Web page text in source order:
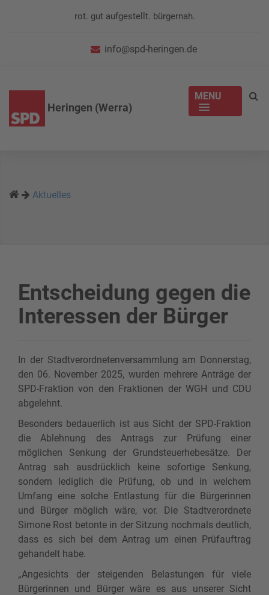
rot. gut aufgestellt. bürgernah.
info@spd-heringen.de
Heringen (Werra)
MENU
Aktuelles
Entscheidung gegen die
Interessen der Bürger
In der Stadtverordnetenversammlung am Donnerstag,
den 06. November 2025, wurden mehrere Anträge der
SPD-Fraktion von den Fraktionen der WGH und CDU
abgelehnt.
Besonders bedauerlich ist aus Sicht der SPD-Fraktion
die Ablehnung des Antrags zur Prüfung einer
möglichen Senkung der Grundsteuerhebesätze. Der
Antrag sah ausdrücklich keine sofortige Senkung,
sondern lediglich die Prüfung, ob und in welchem
Umfang eine solche Entlastung für die Bürgerinnen
und Bürger möglich wäre, vor. Die Stadtverordnete
Simone Rost betonte in der Sitzung nochmals deutlich,
dass es sich bei dem Antrag um einen Prüfauftrag
gehandelt habe.
„Angesichts der steigenden Belastungen für viele
Bürgerinnen und Bürger wäre es aus unserer Sicht